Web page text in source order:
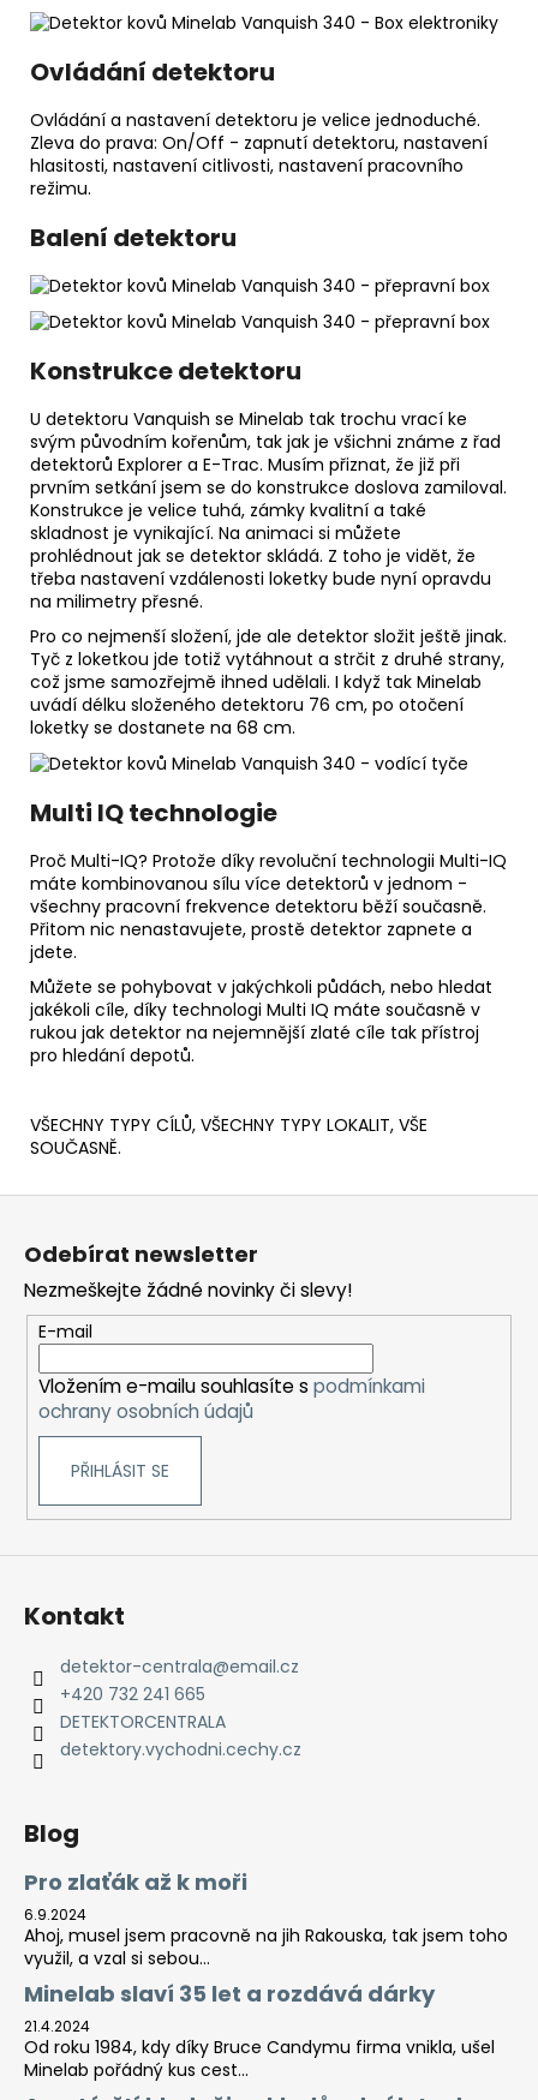
Ovládání detektoru
Ovládání a nastavení detektoru je velice jednoduché.
Zleva do prava: On/Off - zapnutí detektoru, nastavení
hlasitosti, nastavení citlivosti, nastavení pracovního
režimu.
Balení detektoru
Konstrukce detektoru
U detektoru Vanquish se Minelab tak trochu vrací ke
svým původním kořenům, tak jak je všichni známe z řad
detektorů Explorer a E-Trac. Musím přiznat, že již při
prvním setkání jsem se do konstrukce doslova zamiloval.
Konstrukce je velice tuhá, zámky kvalitní a také
skladnost je vynikající. Na animaci si můžete
prohlédnout jak se detektor skládá. Z toho je vidět, že
třeba nastavení vzdálenosti loketky bude nyní opravdu
na milimetry přesné.
Pro co nejmenší složení, jde ale detektor složit ještě jinak.
Tyč z loketkou jde totiž vytáhnout a strčit z druhé strany,
což jsme samozřejmě ihned udělali. I když tak Minelab
uvádí délku složeného detektoru 76 cm, po otočení
loketky se dostanete na 68 cm.
Multi IQ technologie
Proč Multi-IQ? Protože díky revoluční technologii Multi-IQ
máte kombinovanou sílu více detektorů v jednom -
všechny pracovní frekvence detektoru běží současně.
Přitom nic nenastavujete, prostě detektor zapnete a
jdete.
Můžete se pohybovat v jakýchkoli půdách, nebo hledat
jakékoli cíle, díky technologi Multi IQ máte současně v
rukou jak detektor na nejemnější zlaté cíle tak přístroj
pro hledání depotů.
VŠECHNY TYPY CÍLŮ, VŠECHNY TYPY LOKALIT, VŠE
SOUČASNĚ.
Z
Odebírat newsletter
Nezmeškejte žádné novinky či slevy!
E-mail
Vložením e-mailu souhlasíte s podmínkami
ochrany osobních údajů
PŘIHLÁSIT SE
Kontakt
detektor-centrala@email.cz
+420 732 241 665
DETEKTORCENTRALA
detektory.vychodni.cechy.cz
Blog
Pro zlaťák až k moři
6.9.2024
Ahoj, musel jsem pracovně na jih Rakouska, tak jsem toho
využil, a vzal si sebou...
Minelab slaví 35 let a rozdává dárky
21.4.2024
Od roku 1984, kdy díky Bruce Candymu firma vnikla, ušel
Minelab pořádný kus cest...